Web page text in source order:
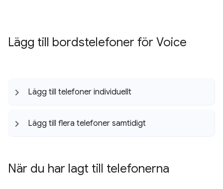
Lägg till bordstelefoner för Voice
Lägg till telefoner individuellt
Lägg till flera telefoner samtidigt
När du har lagt till telefonerna